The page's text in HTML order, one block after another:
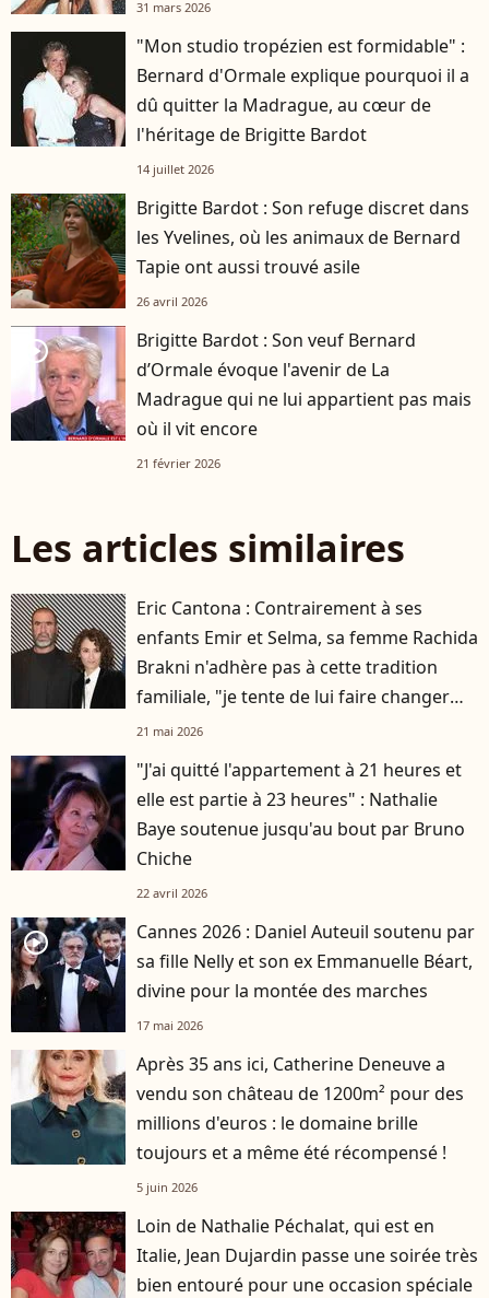
31 mars 2026
"Mon studio tropézien est formidable" :
Bernard d'Ormale explique pourquoi il a
dû quitter la Madrague, au cœur de
l'héritage de Brigitte Bardot
14 juillet 2026
Brigitte Bardot : Son refuge discret dans
les Yvelines, où les animaux de Bernard
Tapie ont aussi trouvé asile
26 avril 2026
player2
Brigitte Bardot : Son veuf Bernard
d’Ormale évoque l'avenir de La
Madrague qui ne lui appartient pas mais
où il vit encore
21 février 2026
Les articles similaires
Eric Cantona : Contrairement à ses
enfants Emir et Selma, sa femme Rachida
Brakni n'adhère pas à cette tradition
familiale, "je tente de lui faire changer
d'avis"
21 mai 2026
"J'ai quitté l'appartement à 21 heures et
elle est partie à 23 heures" : Nathalie
Baye soutenue jusqu'au bout par Bruno
Chiche
22 avril 2026
player2
Cannes 2026 : Daniel Auteuil soutenu par
sa fille Nelly et son ex Emmanuelle Béart,
divine pour la montée des marches
17 mai 2026
Après 35 ans ici, Catherine Deneuve a
vendu son château de 1200m² pour des
millions d'euros : le domaine brille
toujours et a même été récompensé !
5 juin 2026
Loin de Nathalie Péchalat, qui est en
Italie, Jean Dujardin passe une soirée très
bien entouré pour une occasion spéciale